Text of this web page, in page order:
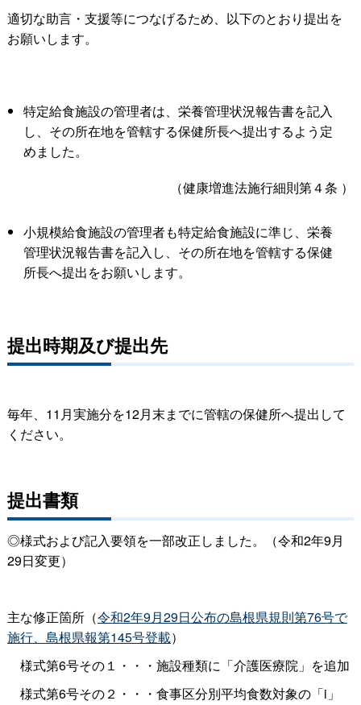
適切な助言・支援等につなげるため、以下のとおり提出を
お願いします。
特定給食施設の管理者は、栄養管理状況報告書を記入
し、その所在地を管轄する保健所長へ提出するよう定
めました。
（健康増進法施行細則第４条 ）
小規模給食施設の管理者も特定給食施設に準じ、栄養
管理状況報告書を記入し、その所在地を管轄する保健
所長へ提出をお願いします。
提出時期及び提出先
毎年、 11月実施分を12月末までに管轄の保健所へ提出して
ください。
提出書類
◎様式および記入要領を一部改正しました。（令和2年9月
29日変更）
主な修正箇所（令和2年9月29日公布の島根県規則第76号で
施行、島根県報第145号登載）
様式第6号その１・・・施設種類に「介護医療院」を追加
様式第6号その２・・・食事区分別平均食数対象の「i」